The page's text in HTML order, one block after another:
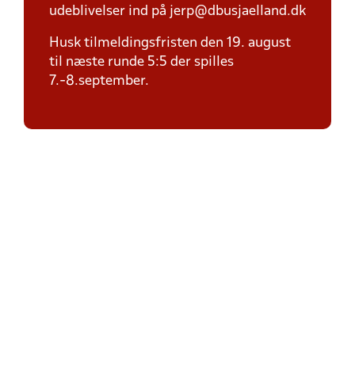
udeblivelser ind på jerp@dbusjaelland.dk
Husk tilmeldingsfristen den 19. august
til næste runde 5:5 der spilles
7.-8.september.